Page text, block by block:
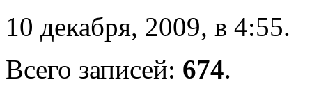
10 декабря, 2009, в 4:55.
Всего записей: 674.